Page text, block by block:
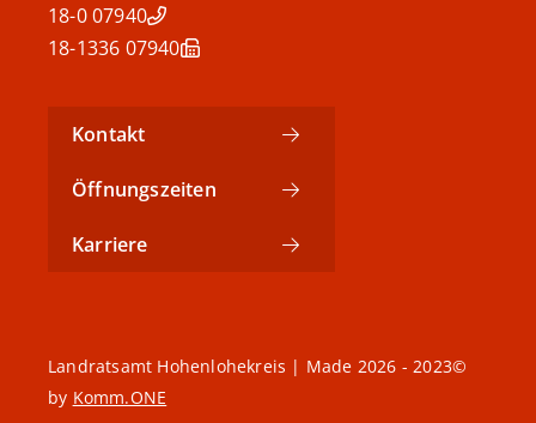
07940 18-0
07940 18-1336
Kontakt
Öffnungszeiten
Karriere
©2023 - 2026 Landratsamt Hohenlohekreis | Made
by Komm.ONE